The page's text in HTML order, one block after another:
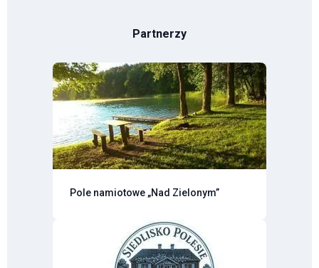
Partnerzy
Pole namiotowe „Nad Zielonym”